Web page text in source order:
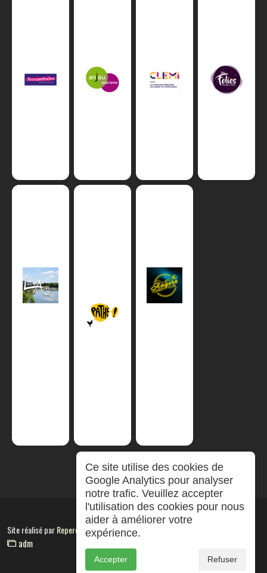
Site réalisé parRepereCom
adm
Ce site utilise des cookies de
Google Analytics pour analyser
notre trafic. Veuillez accepter
l'utilisation des cookies pour nous
aider à améliorer votre
expérience.
Accepter Refuser